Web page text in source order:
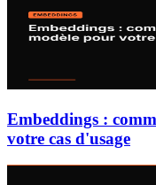
Embeddings :
votre cas d'usage